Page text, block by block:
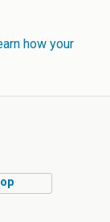
how your